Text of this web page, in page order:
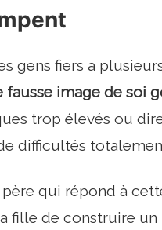
gens fiers a
fausse image de soi
trop élevés ou
difficultés
père qui répond à
fille de construire